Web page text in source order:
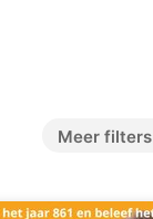
Meer filters